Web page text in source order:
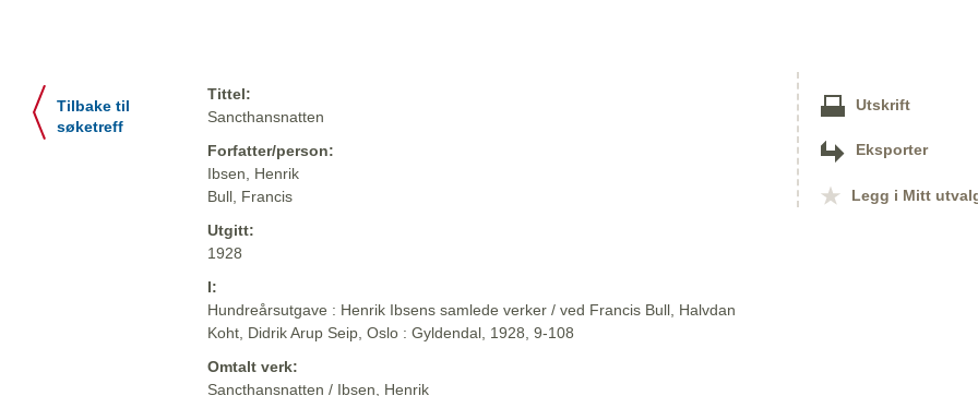
Tilbake til
søketreff
Tittel:
Sancthansnatten
Forfatter/person:
Ibsen, Henrik
Bull, Francis
Utgitt:
1928
I:
Hundreårsutgave : Henrik Ibsens samlede verker / ved Francis Bull, Halvdan
Koht, Didrik Arup Seip, Oslo : Gyldendal, 1928, 9-108
Omtalt verk:
Sancthansnatten / Ibsen, Henrik
Utskrift
Eksporter
Legg i Mitt